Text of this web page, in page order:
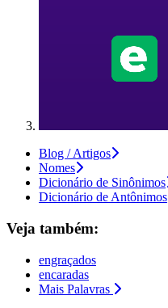
Blog / Artigos
Nomes
Dicionário de Sinônimos
Dicionário de Antônimos
Veja também:
engraçados
encaradas
Mais Palavras